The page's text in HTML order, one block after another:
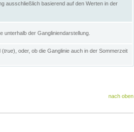
ausschließlich basierend auf den Werten in der
der Gangliniendarstellung.
(true), oder, ob die Ganglinie auch in der Sommerzeit
nach oben